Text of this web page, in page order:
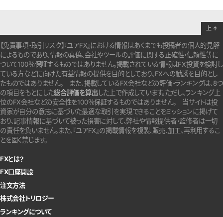
【免責事項・取引リスク】『ユアFX』における情報はあくまでも投稿者の個人的見解
によるものであり、情報の真偽、会社やツールの評価に関する正確性・信頼性等に
ついて100％保証するものではありません。掲載されている情報はFX投資を検討し
ている方などに向けた有益情報の提供を目的としており、FXへの勧誘を目的とし
たものではありません。 また、掲載しているFX会社などの評価・ランキングは、8つ
の項目をもとにした総合評価を算出 した上で作成しています。ただし、ランキング上
位のFX会社などの安全性を100％保証するものではありません。
当サイトは投
資家が自分の意志に基づいた最適な取引を実現できることをミッションに掲げて
おり、記事情報に基づいて被った損害に対して、弊社や情報提供者・監修者は一切
の責任を負いません。また、『ユアFX』の掲載情報を複製、販売、加工、再利用するこ
とを固く禁じます。
FXとは？
FX口座開設
注文方法
株式会社トリロジー
ランキングについて
上 ↑